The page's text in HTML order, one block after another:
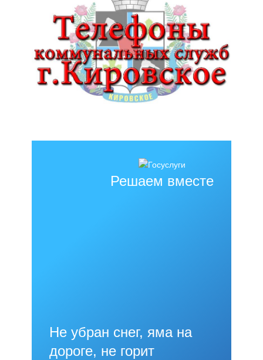
Решаем вместе
Не убран снег, яма на
дороге, не горит